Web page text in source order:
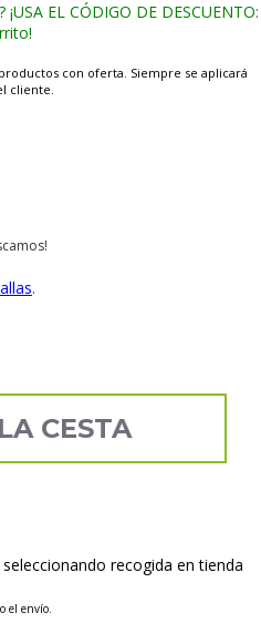
EL CÓDIGO DE DESCUENTO:
con oferta. Siempre se aplicará
cliente.
.
CESTA
recogida en tienda
el envío.